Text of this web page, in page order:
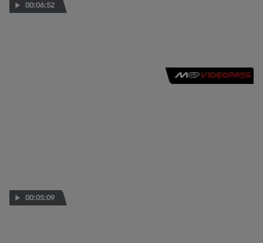
00:06:52
00:05:09